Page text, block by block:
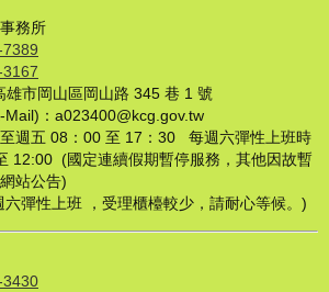
務所
雄市岡山區岡山路 345 巷 1 號
Mail)：a023400@kcg.gov.tw
週五 08：00 至 17：30 每週六彈性上班時
12:00 (國定連續假期暫停服務，其他因故暫
站公告)
彈性上班 ，受理櫃檯較少，請耐心等候。)
3430